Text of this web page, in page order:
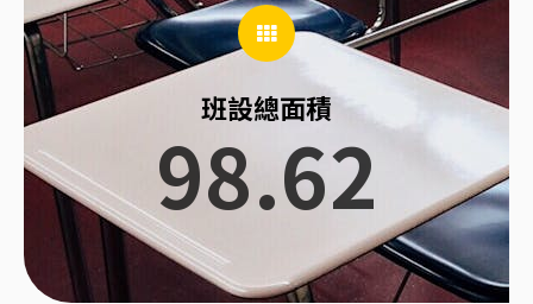
班設總面積
98.62